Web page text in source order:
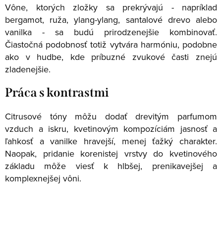
Vône, ktorých zložky sa prekrývajú - napríklad
bergamot, ruža, ylang-ylang, santalové drevo alebo
vanilka - sa budú prirodzenejšie kombinovať.
Čiastočná podobnosť totiž vytvára harmóniu, podobne
ako v hudbe, kde príbuzné zvukové časti znejú
zladenejšie.
Práca s kontrastmi
Citrusové tóny môžu dodať drevitým parfumom
vzduch a iskru, kvetinovým kompozíciám jasnosť a
ľahkosť a vanilke hravejší, menej ťažký charakter.
Naopak, pridanie korenistej vrstvy do kvetinového
základu môže viesť k hlbšej, prenikavejšej a
komplexnejšej vôni.